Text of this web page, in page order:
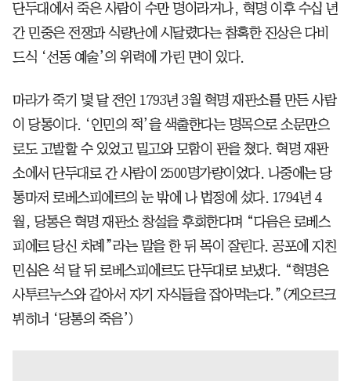
단두대에서 죽은 사람이 수만 명이라거나, 혁명 이후 수십 년
간 민중은 전쟁과 식량난에 시달렸다는 참혹한 진상은 다비
드식 ‘선동 예술’의 위력에 가린 면이 있다.
마라가 죽기 몇 달 전인 1793년 3월 혁명 재판소를 만든 사람
이 당통이다. ‘인민의 적’을 색출한다는 명목으로 소문만으
로도 고발할 수 있었고 밀고와 모함이 판을 쳤다. 혁명 재판
소에서 단두대로 간 사람이 2500명가량이었다. 나중에는 당
통마저 로베스피에르의 눈 밖에 나 법정에 섰다. 1794년 4
월, 당통은 혁명 재판소 창설을 후회한다며 “다음은 로베스
피에르 당신 차례”라는 말을 한 뒤 목이 잘린다. 공포에 지친
민심은 석 달 뒤 로베스피에르도 단두대로 보냈다. “혁명은
사투르누스와 같아서 자기 자식들을 잡아먹는다.”(게오르크
뷔히너 ‘당통의 죽음’)